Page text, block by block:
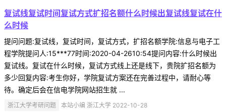
复试线复试时间复试方式扩招名额什么时候出复试线复试在什
么时候
提问问题:复试线，复试时间，复试方式，扩招名额学院:信息与电子工
程学院提问人:15***77时间:2020-04-2610:54提问内容:什么时候出
复试线。复试在什么时候，复试方式线上还是线下，贵院扩招名额为
多少回复内容:考生你好，学院复试方案还在完善过程中，请耐心等
待。确定后会在信电学院网站招生就 ...
浙江大学考研问题 本站小编 浙江大学 2022-10-28